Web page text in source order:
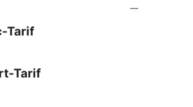
—
Tarif
Tarif